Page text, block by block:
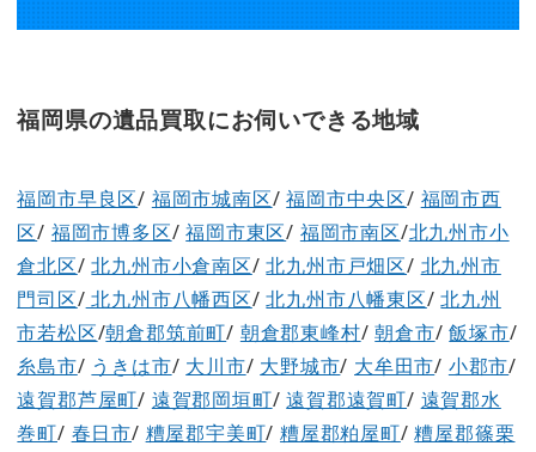
福岡県の遺品買取にお伺いできる地域
福岡市早良区/ 福岡市城南区/福岡市中央区/ 福岡市西
区/ 福岡市博多区/福岡市東区/ 福岡市南区/北九州市小
倉北区/北九州市小倉南区/北九州市戸畑区/ 北九州市
門司区/ 北九州市八幡西区/北九州市八幡東区/北九州
市若松区/朝倉郡筑前町/ 朝倉郡東峰村/朝倉市/飯塚市/
糸島市/ うきは市/ 大川市/ 大野城市/ 大牟田市/ 小郡市/
遠賀郡芦屋町/ 遠賀郡岡垣町/遠賀郡遠賀町/ 遠賀郡水
巻町/ 春日市/ 糟屋郡宇美町/糟屋郡粕屋町/糟屋郡篠栗